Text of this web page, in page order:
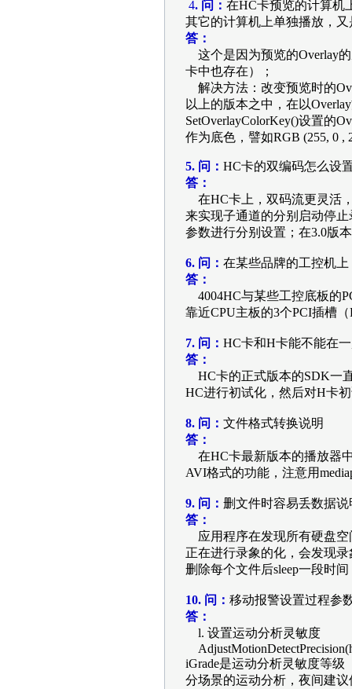
4. 问： 在HC卡预览的计算机
其它的计算机上单独播放，
答：
这个是因为预览的Overlay
卡中也存在）；
解决方法：改变预览时的
以上的版本之中，在以
SetOverlayColorKey()设置的
作为底色，譬如RGB (255, 0 ,
5. 问： HC卡的双编码怎么设
答：
在HC卡上，双码流更灵活
来实现子通道的分别启动停止
参数进行分别设置；在3.0版
6. 问： 在某些品牌的工控机
答：
4004HC与某些工控底板的
靠近CPU主板的3个PCI插槽
7. 问： HC卡和H卡能不能在
答：
HC卡的正式版本的SDK一
HC进行初试化，然后对H卡
8. 问： 文件格式转换说明
答：
在HC卡最新版本的播放器
AVI格式的功能，注意用
9. 问： 删文件时容易丢数据说
答：
应用程序在发现所有硬盘
正在进行录象的化，会发现
删除每个文件后sleep一段时间
10. 问： 移动报警设置过程参
答：
l. 设置运动分析灵敏度
iGrade是运动分析灵敏度等
分场景的运动分析，夜间建